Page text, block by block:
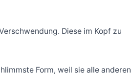
Diese im Kopf zu
Form, weil sie alle anderen